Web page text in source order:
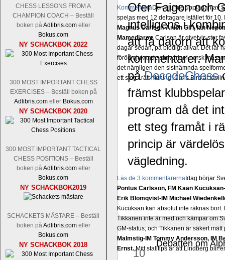
CHESS LESSONS FROM A
CHAMPION COACH – Beställ
boken på Adlibris.comeller
Bokus.com
NY SCHACKBOK 2022
300 MOST IMPORTANT CHESS
EXERCISES – Beställ boken på
Adlibris.comeller Bokus.com
NY SCHACKBOK 2020
300 MOST IMPORTANT TACTICAL
CHESS POSITIONS – Beställ
boken på Adlibris.comeller
Bokus.com
NY SCHACKBOK2019
SCHACKETS MÄSTARE – Beställ
boken på Adlibris.comeller
Bokus.com
NY SCHACKBOK 2018
KommenteraDen sjunde upplagan av
spelas med 12 deltagare istället för
Magnus Carlsen-Anish Giri, Ian
Mamedjarov. Carlsen är givetvis stor
dagar sedan, på blodigt allvar. Det lär
förödmjukande skriverier i norsk
det nämligen den sistnämnda
ett steg i rätt riktning. Chris Bird är
Läs de 3 kommentarerna Idag börjar
Pontus Carlsson, FM Kaan
Erik Blomqvist-IM Michael
Kücüksan kan absolut inte räknas
Tikkanen inte är med och kämpar om
GM-status, och Tikkanen är säkert
Malmstig-IM Tommy Andersson, IM
Ernst.Mitt stalltips är att Lindberg blir
Ofer Faigon och
intelligens i
att få datorn att
kommentarer.
påDecodeChess
främst
program då det
ett steg framåt i
princip är
vägledning.
jan
10
Debatten om